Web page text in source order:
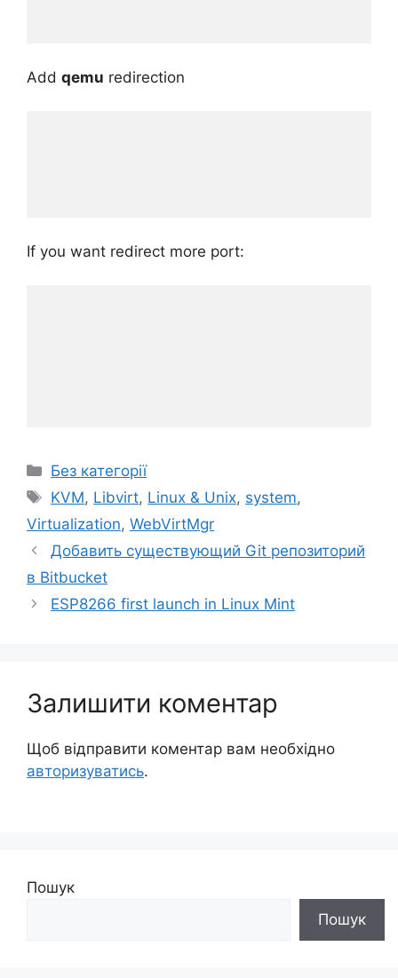
Add qemu redirection
If you want redirect more port:
Категорії
Без категорії
Позначки
KVM, Libvirt, Linux & Unix, system,
Virtualization, WebVirtMgr
Добавить существующий Git репозиторий
в Bitbucket
ESP8266 first launch in Linux Mint
Залишити коментар
Щоб відправити коментар вам необхідно
авторизуватись.
Пошук
Пошук